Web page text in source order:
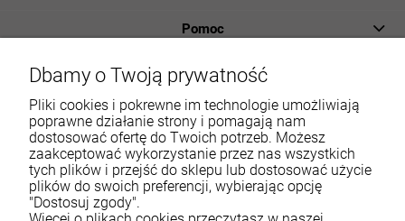
Pomoc
Płatności i dostawa
Informacje
O nas
Moje konto
Dbamy o Twoją prywatność
Pliki cookies i pokrewne im technologie umożliwiają
poprawne działanie strony i pomagają nam
dostosować ofertę do Twoich potrzeb. Możesz
zaakceptować wykorzystanie przez nas wszystkich
tych plików i przejść do sklepu lub dostosować użycie
plików do swoich preferencji, wybierając opcję
"Dostosuj zgody".